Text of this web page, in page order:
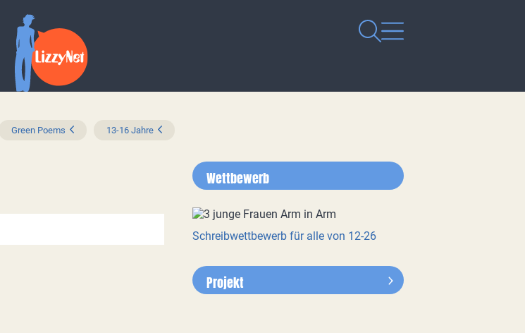
Green Poems 13-16 Jahre
Wettbewerb
Schreibwettbewerb für alle von 12-26
Projekt